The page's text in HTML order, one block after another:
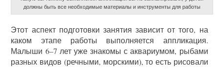
должны быть все необходимые материалы и инструменты для работы
Этот аспект подготовки занятия зависит от того, на
каком этапе работы выполняется аппликация.
Малыши 6–7 лет уже знакомы с аквариумом, рыбами
разных видов (речными, морскими), то есть рисовали